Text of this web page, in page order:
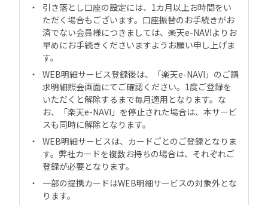
引き落とし口座の設定には、1カ月以上お時間をい
ただく場合もございます。口座振替のお手続きがお
済でない会員様につきましては、楽天e-NAVIよりお
早めにお手続きくださいますようお願い申し上げま
す。
WEB明細サービス登録後は、「楽天e-NAVI」のご請
求明細照会画面にてご確認ください。1度ご登録を
いただくと解除するまで毎月適用となります。な
お、「楽天e-NAVI」を停止された場合は、本サービ
スも同時に解除となります。
WEB明細サービスは、カードごとのご登録となりま
す。弊社カードを複数お持ちの場合は、それぞれご
登録が必要となります。
一部の提携カードはWEB明細サービスの対象外とな
ります。